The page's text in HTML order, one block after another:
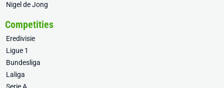
Nigel de Jong
Competities
Eredivisie
Ligue 1
Bundesliga
Laliga